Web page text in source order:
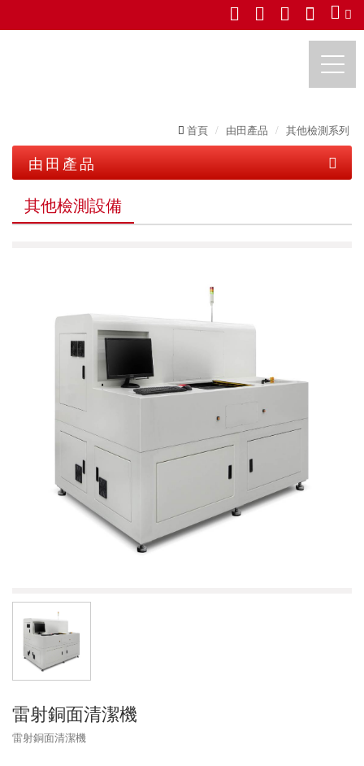
首頁 由田產品 其他檢測系列
由田產品
印刷電路板檢測系列
PCB 檢測設備
平面顯示器檢測系列
OLED 及 TP 自動光學檢測設備
COF 檢測設備
其他檢測設備
其他檢測設備
雷射銅面清潔機
雷射銅面清潔機